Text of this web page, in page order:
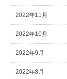
2022年11月
2022年10月
2022年9月
2022年8月